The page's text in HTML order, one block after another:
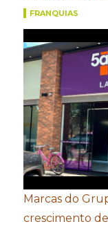
FRANQUIAS
Marcas do
crescimento